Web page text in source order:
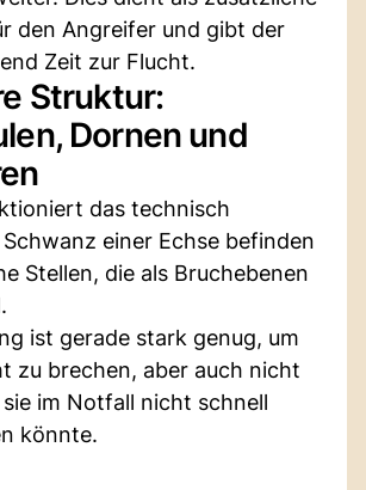
den Angreifer und gibt der
Zeit zur Flucht.
Struktur:
Dornen und
das technisch
einer Echse befinden
Stellen, die als Bruchebenen
ist gerade stark genug, um
zu brechen, aber auch nicht
im Notfall nicht schnell
könnte.